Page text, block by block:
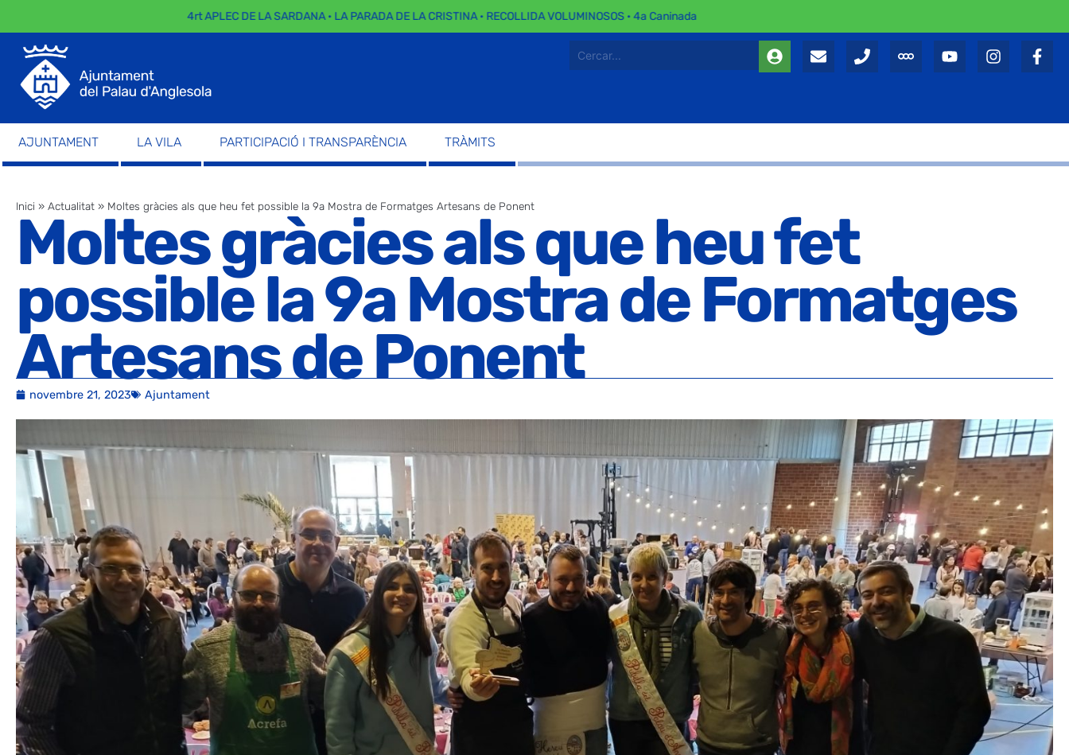
4rt APLEC DE LA SARDANA · LA PARADA DE LA CRISTINA · RECOLLIDA VOLUMINOSOS · 4a Caninada
AJUNTAMENT LA VILA PARTICIPACIÓ I TRANSPARÈNCIA TRÀMITS
Inici » Actualitat » Moltes gràcies als que heu fet possible la 9a Mostra de Formatges Artesans de Ponent
Moltes gràcies als que heu fet
possible la 9a Mostra de Formatges
Artesans de Ponent
novembre 21, 2023 Ajuntament